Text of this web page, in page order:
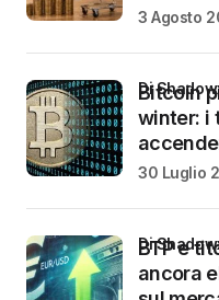
3 Agosto
Bitcoin
winter: i
di
30 Luglio
BTP e
ancora
di